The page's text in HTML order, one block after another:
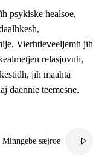
psykiske healsoe,
Vierhtieveeljemh jïh
relasjovnh,
jïh maahta
daennie teemesne.
Minngebe sæjroe